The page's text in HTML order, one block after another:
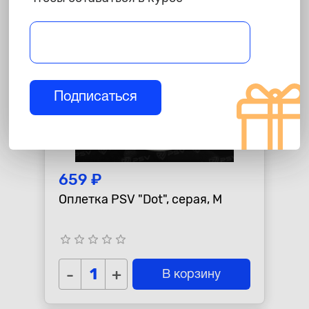
659 ₽
Оплетка PSV "Dot", серая, M
star_border star_border star_border star_border star_border
- + В корзину
Подписаться